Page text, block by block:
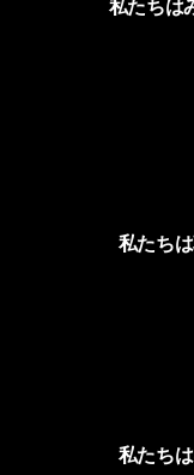
私たちは
私たち
私たち